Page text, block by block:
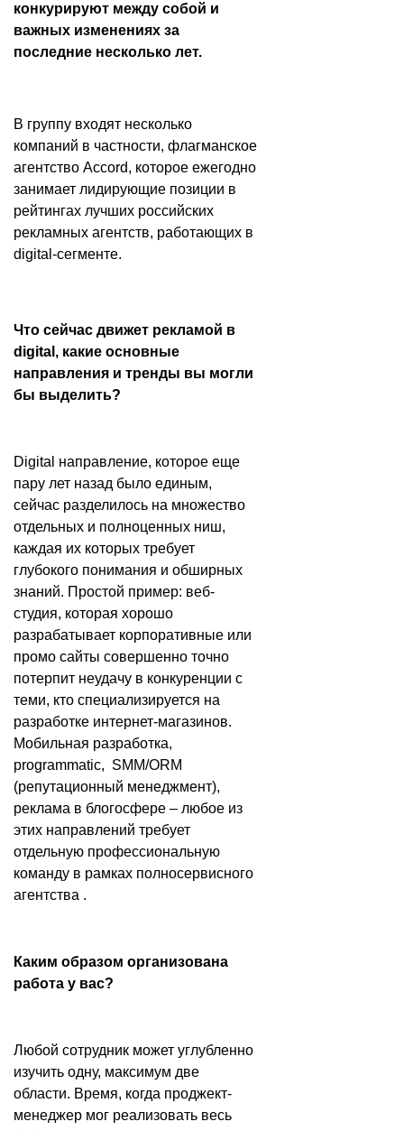
конкурируют между собой и
важных изменениях за
последние несколько лет.
В группу входят несколько
компаний в частности, флагманское
агентство Accord, которое ежегодно
занимает лидирующие позиции в
рейтингах лучших российских
рекламных агентств, работающих в
digital-сегменте.
Что сейчас движет рекламой в
digital, какие основные
направления и тренды вы могли
бы выделить?
Digital направление, которое еще
пару лет назад было единым,
сейчас разделилось на множество
отдельных и полноценных ниш,
каждая их которых требует
глубокого понимания и обширных
знаний. Простой пример: веб-
студия, которая хорошо
разрабатывает корпоративные или
промо сайты совершенно точно
потерпит неудачу в конкуренции с
теми, кто специализируется на
разработке интернет-магазинов.
Мобильная разработка,
programmatic, SMM/ORM
(репутационный менеджмент),
реклама в блогосфере – любое из
этих направлений требует
отдельную профессиональную
команду в рамках полносервисного
агентства .
Каким образом организована
работа у вас?
Любой сотрудник может углубленно
изучить одну, максимум две
области. Время, когда проджект-
менеджер мог реализовать весь